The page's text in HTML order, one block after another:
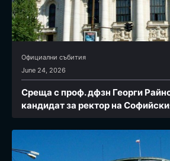
Официални събития
June 24, 2026
Среща с проф. дфзн Георги
кандидат за ректор на